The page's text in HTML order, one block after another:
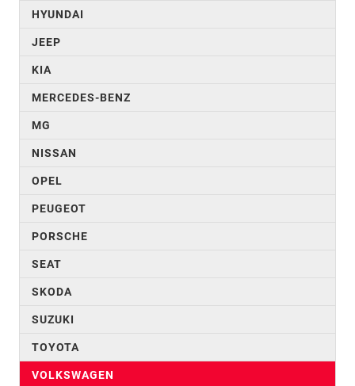
HYUNDAI
JEEP
KIA
MERCEDES-BENZ
MG
NISSAN
OPEL
PEUGEOT
PORSCHE
SEAT
SKODA
SUZUKI
TOYOTA
VOLKSWAGEN